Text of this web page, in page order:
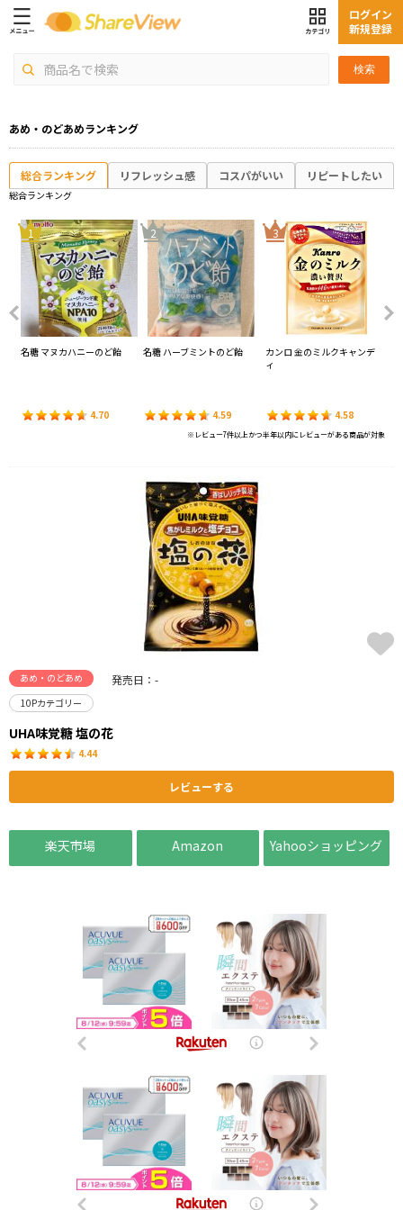
検索
ログイン
新規登録
あめ・のどあめランキング
総合ランキング リフレッシュ感 コスパがいい リピートしたい
総合ランキング
1
名糖 マヌカハニーのど飴
4.70
2
名糖 ハーブミントのど飴
4.59
3
カンロ 金のミルクキャンデ
ィ
4.58
※レビュー7件以上かつ半年以内にレビューがある商品が対象
あめ・のどあめ 発売日：-
10Pカテゴリー
UHA味覚糖 塩の花
4.44
レビューする
楽天市場 Amazon Yahooショッピング